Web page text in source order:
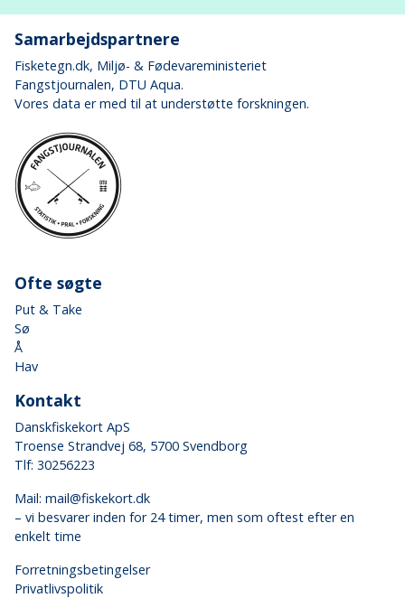
Samarbejdspartnere
Fisketegn.dk, Miljø- & Fødevareministeriet
Fangstjournalen, DTU Aqua.
Vores data er med til at understøtte forskningen.
Ofte søgte
Put & Take
Sø
Å
Hav
Kontakt
Danskfiskekort ApS
Troense Strandvej 68, 5700 Svendborg
Tlf: 30256223
Mail: mail@fiskekort.dk
– vi besvarer inden for 24 timer, men som oftest efter en
enkelt time
Forretningsbetingelser
Privatlivspolitik